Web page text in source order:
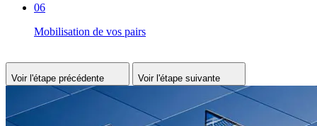
06
Mobilisation de vos pairs
Voir l'étape précédente Voir l'étape suivante